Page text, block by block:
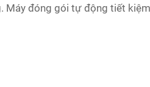
Máy đóng gói tự động tiết kiệm